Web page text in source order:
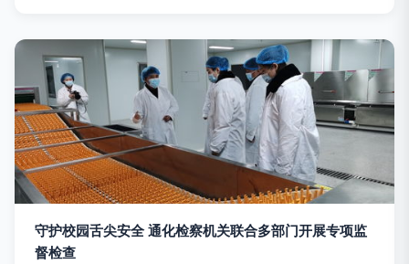
守护校园舌尖安全 通化检察机关联合多部门开展专项监
督检查